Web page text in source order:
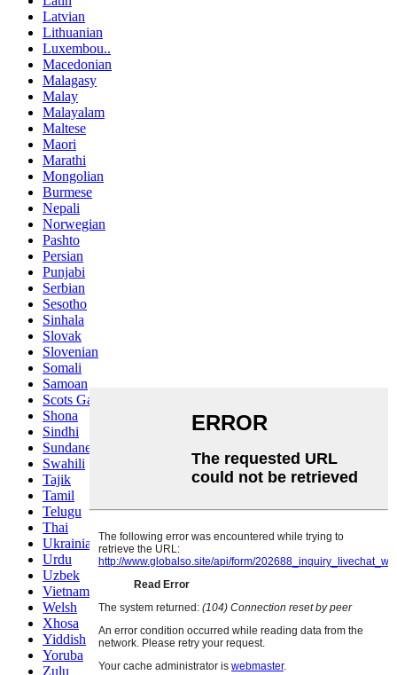
Latvian
Lithuanian
Luxembou..
Macedonian
Malagasy
Malay
Malayalam
Maltese
Maori
Marathi
Mongolian
Burmese
Nepali
Norwegian
Pashto
Persian
Punjabi
Serbian
Sesotho
Sinhala
Slovak
Slovenian
Somali
Samoan
Scots Gaelic
Shona
Sindhi
Sundanese
Swahili
Tajik
Tamil
Telugu
Thai
Ukrainian
Urdu
Uzbek
Vietnamese
Welsh
Xhosa
Yiddish
Yoruba
Zulu